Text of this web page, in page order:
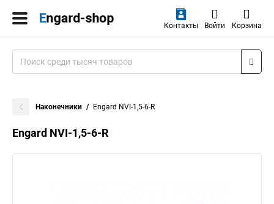
Контакты Войти Корзина
Наконечники Engard NVI-1,5-6-R
Engard NVI-1,5-6-R